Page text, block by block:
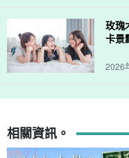
講解，所以歡迎小孩子和
玫瑰
卡景
2026
相關資訊。